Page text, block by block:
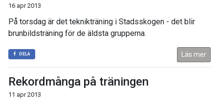
16 apr 2013
På torsdag är det teknikträning i Stadsskogen - det blir
brunbildsträning för de äldsta grupperna.
DELA Läs mer
Rekordmånga på träningen
11 apr 2013